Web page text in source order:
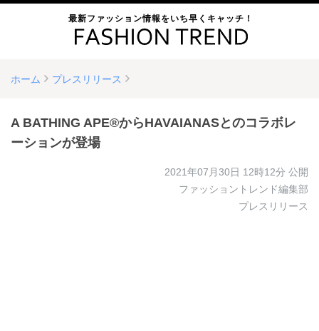
最新ファッション情報をいち早くキャッチ！
ホーム プレスリリース
A BATHING APE®からHAVAIANASとのコラボレ
ーションが登場
2021年07月30日 12時12分 公開
ファッショントレンド編集部
プレスリリース